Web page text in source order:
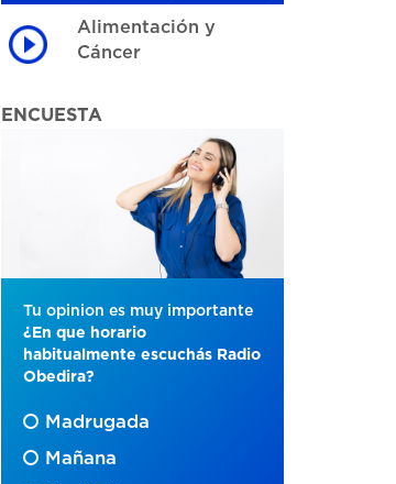
Alimentación y
Cáncer
ENCUESTA
Tu opinion es muy importante
¿En que horario
habitualmente escuchás Radio
Obedira?
Madrugada
Mañana